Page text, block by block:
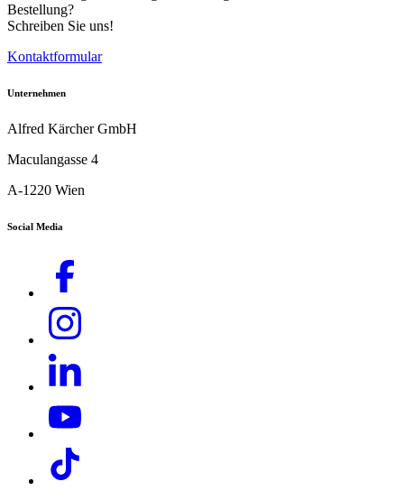
Bestellung?
Schreiben Sie uns!
Kontaktformular
Unternehmen
Alfred Kärcher GmbH
Maculangasse 4
A-1220 Wien
Social Media